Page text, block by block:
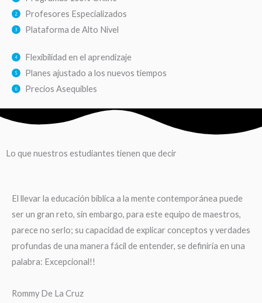
Profesores Especializados
Plataforma de Alto Nivel
Flexibilidad en el aprendizaje
Planes ajustado a los nuevos tiempos
Precios Asequibles
Lo que nuestros estudiantes tienen que decir
El llevar la educación bíblica a la mente contemporánea puede
ser un gran reto, sin embargo, para este equipo de maestros,
parece no serlo; su capacidad de explicar conceptos y verdades
profundas de una manera fácil de entender, se definiría en una
palabra: Excepcional!!
Rommy De La Cruz